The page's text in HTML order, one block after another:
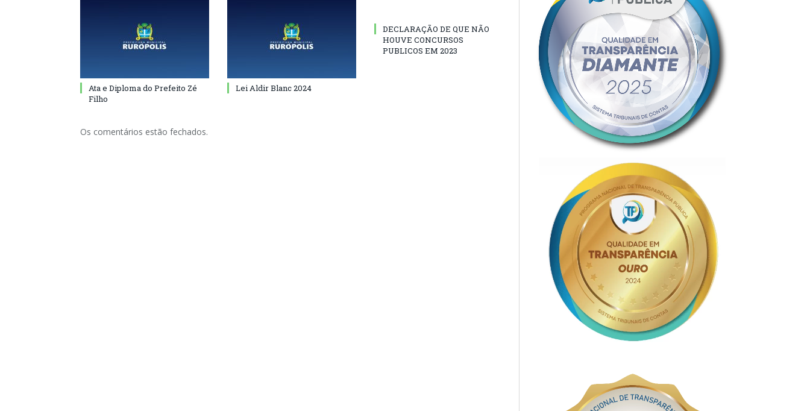
Ata e Diploma do Prefeito Zé
Filho
Lei Aldir Blanc 2024
DECLARAÇÃO DE QUE NÃO
HOUVE CONCURSOS
PUBLICOS EM 2023
Os comentários estão fechados.